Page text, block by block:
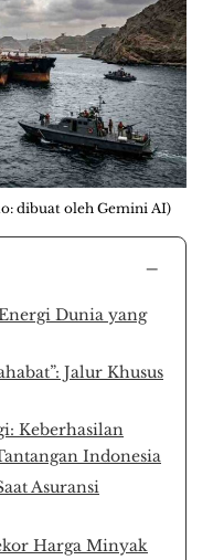
dibuat oleh Gemini AI)
−
Dunia yang
Jalur Khusus
Keberhasilan
Indonesia
Asuransi
Harga Minyak